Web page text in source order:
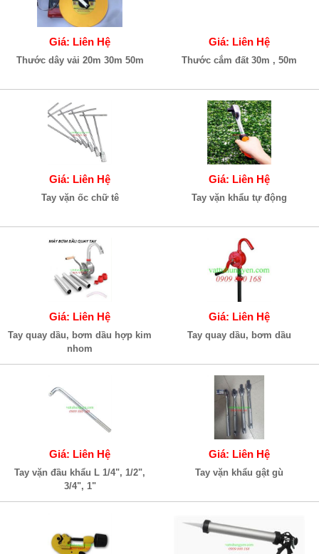
Giá: Liên Hệ
Thước dây vải 20m 30m 50m
Giá: Liên Hệ
Thước cắm đất 30m , 50m
Giá: Liên Hệ
Tay vặn ốc chữ tê
Giá: Liên Hệ
Tay vặn khẩu tự động
Giá: Liên Hệ
Tay quay dầu, bơm dầu hợp kim
nhom
Giá: Liên Hệ
Tay quay dầu, bơm dầu
Giá: Liên Hệ
Tay vặn đầu khẩu L 1/4", 1/2",
3/4", 1"
Giá: Liên Hệ
Tay vặn khẩu gật gù